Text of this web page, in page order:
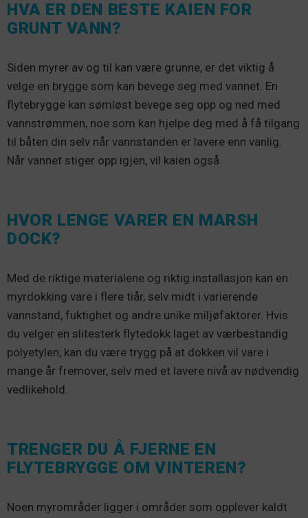
HVA ER DEN BESTE KAIEN FOR
GRUNT VANN?
Siden myrer av og til kan være grunne, er det viktig å
velge en brygge som kan bevege seg med vannet. En
flytebrygge kan sømløst bevege seg opp og ned med
vannstrømmen, noe som kan hjelpe deg med å få tilgang
til båten din selv når vannstanden er lavere enn vanlig.
Når vannet stiger opp igjen, vil kaien også.
HVOR LENGE VARER EN MARSH
DOCK?
Med de riktige materialene og riktig installasjon kan en
myrdokking vare i flere tiår, selv midt i varierende
vannstand, fuktighet og andre unike miljøfaktorer. Hvis
du velger en slitesterk flytedokk laget av værbestandig
polyetylen, kan du være trygg på at dokken vil vare i
mange år fremover, selv med et lavere nivå av nødvendig
vedlikehold.
TRENGER DU Å FJERNE EN
FLYTEBRYGGE OM VINTEREN?
Noen myrområder ligger i områder som opplever kaldt